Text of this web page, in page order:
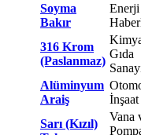
Soyma
Bakır
316 Krom
(Paslanmaz)
Gıda
Alüminyum
Araiş
İnşaat
Sarı (Kızıl)
Vana